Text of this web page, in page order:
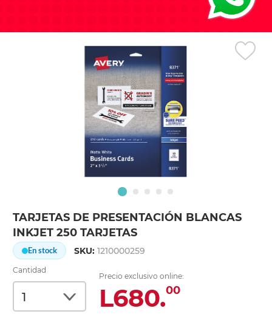
TARJETAS DE PRESENTACIÓN BLANCAS
INKJET 250 TARJETAS
En stock SKU:1210000259
Cantidad
Precio exclusivo online:
L680.00